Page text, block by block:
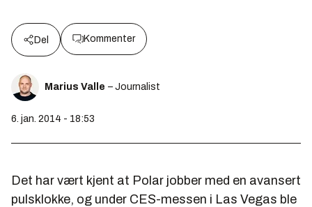
Del Kommenter
Marius Valle – Journalist
6. jan. 2014 - 18:53
Det har vært kjent at Polar jobber med en avansert
pulsklokke, og under CES-messen i Las Vegas ble